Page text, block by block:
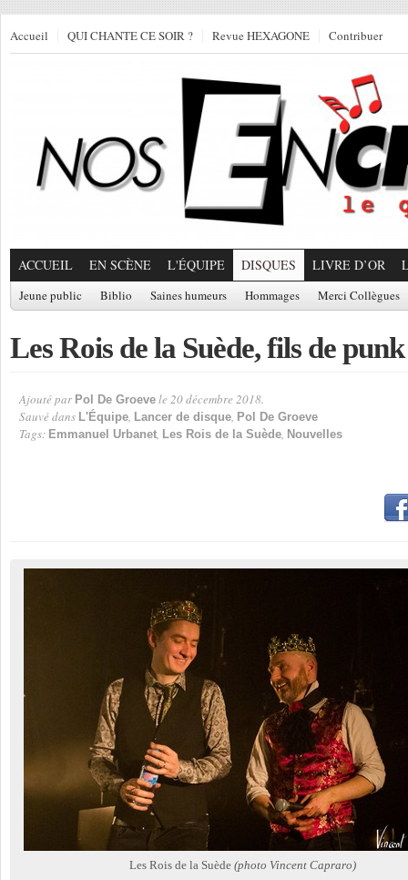
Accueil QUI CHANTE CE SOIR ? Revue HEXAGONE Contribuer
ACCUEIL EN SCÈNE L'ÉQUIPE DISQUES LIVRE D’OR
Jeune public Biblio Saines humeurs Hommages Merci Collègues
Les Rois de la Suède, fils de punk
Ajouté par Pol De Groeve le 20 décembre 2018.
Sauvé dans L'Équipe, Lancer de disque, Pol De Groeve
Tags: Emmanuel Urbanet, Les Rois de la Suède, Nouvelles
Les Rois de la Suède (photo Vincent Capraro)